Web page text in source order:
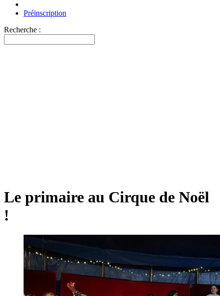
Préinscription
Recherche :
Le primaire au Cirque de Noël
!